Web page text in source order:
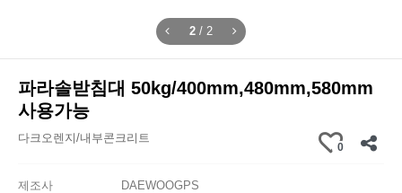
2 / 2
파라솔받침대 50kg/400mm,480mm,580mm
사용가능
다크오렌지/내부콘크리트
0
제조사
DAEWOOGPS